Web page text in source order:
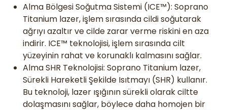
Alma Bölgesi Soğutma Sistemi (ICE™): Soprano
Titanium lazer, işlem sırasında cildi soğutarak
ağrıyı azaltır ve cilde zarar verme riskini en aza
indirir. ICE™ teknolojisi, işlem sırasında cilt
yüzeyinin rahat ve korunaklı kalmasını sağlar.
Alma SHR Teknolojisi: Soprano Titanium lazer,
Sürekli Hareketli Şekilde Isıtmayı (SHR) kullanır.
Bu teknoloji, lazer ışığının sürekli olarak ciltte
dolaşmasını sağlar, böylece daha homojen bir